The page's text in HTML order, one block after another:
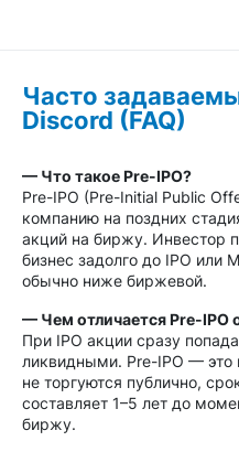
Часто
Discord (FAQ)
— Что такое Pre-IPO?
Pre-IPO (Pre-Initial Public
компанию на поздних
акций на биржу. Инвестор
бизнес задолго до IPO или
обычно ниже биржевой.
— Чем отличается Pre-IPO
При IPO акции сразу
ликвидными. Pre-IPO — это
не торгуются публично,
составляет 1–5 лет до
биржу.